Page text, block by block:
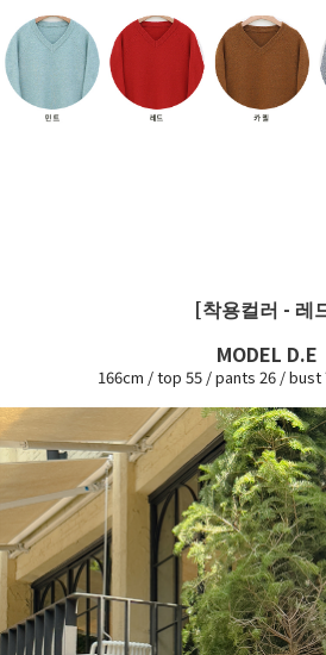
[착용컬러 - 레
MODEL D.E
166cm / top 55 / pants 26 / bust